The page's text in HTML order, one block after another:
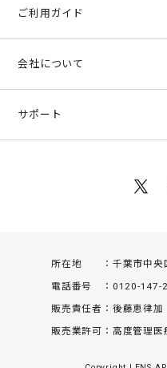
ご利用ガイド
お支払い方法、配送について
返品について
会社について
サポート
所在地
千葉市中央
電話番号
0120-147-
販売責任者
後藤恵律加
販売業許可
高度管理医